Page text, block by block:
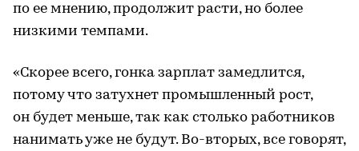
по ее мнению, продолжит расти, но более
низкими темпами.
«Скорее всего, гонка зарплат замедлится,
потому что затухнет промышленный рост,
он будет меньше, так как столько работников
нанимать уже не будут. Во-вторых, все говорят,